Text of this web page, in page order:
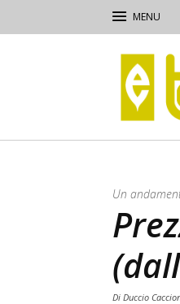
Terra
e
Vita
Un
Di Duccio